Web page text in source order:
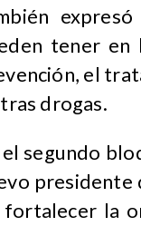
tener en
el
drogas.
el segundo
presidente
fortalecer la